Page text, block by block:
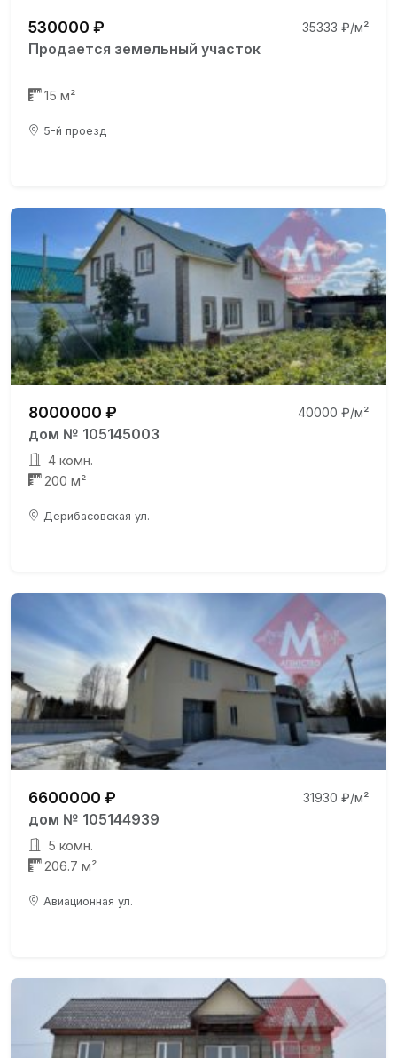
530000 ₽ 35333 ₽/м²
Продается земельный участок
15 м²
5-й проезд
8000000 ₽ 40000 ₽/м²
дом № 105145003
4 комн.
200 м²
Дерибасовская ул.
6600000 ₽ 31930 ₽/м²
дом № 105144939
5 комн.
206.7 м²
Авиационная ул.